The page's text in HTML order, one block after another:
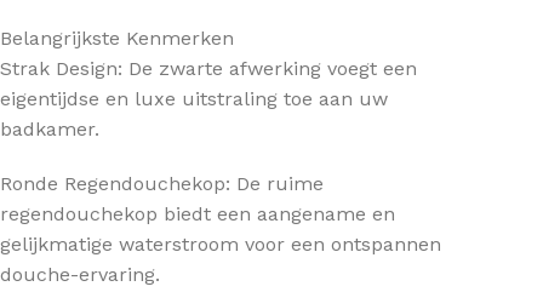
Belangrijkste Kenmerken
Strak Design: De zwarte afwerking voegt een
eigentijdse en luxe uitstraling toe aan uw
badkamer.
Ronde Regendouchekop: De ruime
regendouchekop biedt een aangename en
gelijkmatige waterstroom voor een ontspannen
douche-ervaring.